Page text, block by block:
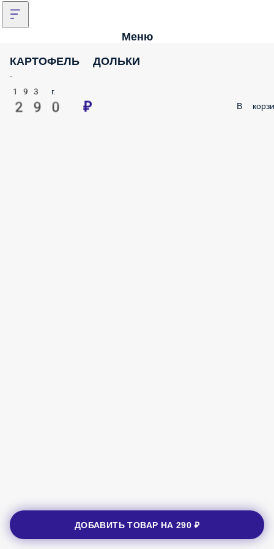
Меню
КАРТОФЕЛЬ ДОЛЬКИ
-
193 г.
290 ₽ В
ДОБАВИТЬ ТОВАР НА290 ₽